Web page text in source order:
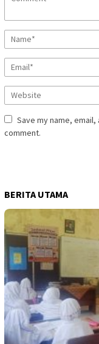
Save my name,
comment.
BERITA UTAMA